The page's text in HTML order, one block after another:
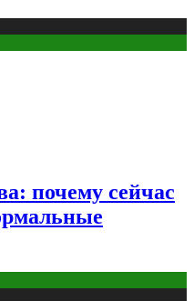
почему сейчас